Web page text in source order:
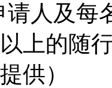
请人及
上的随
供）